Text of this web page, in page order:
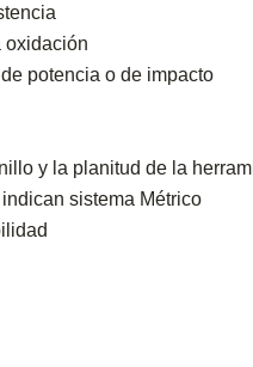
oxidación
potencia o de impacto
y la planitud de la
sistema Métrico